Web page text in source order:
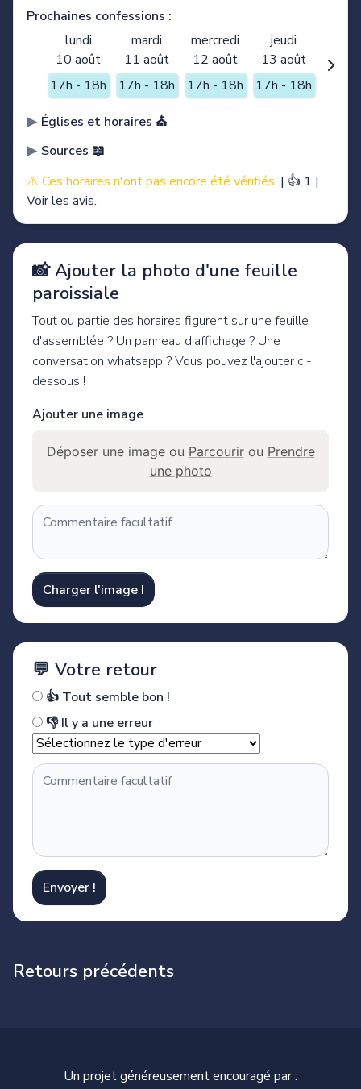
Prochaines confessions :
lundi
mardi mercredi
jeudi
10 août
11 août 12 août
13 août
17h - 18h
17h - 18h 17h - 18h 17h - 18h
Églises et horaires ⛪️
Sources 📖
⚠️ Ces horaires n'ont pas encore été vérifiés. | 👍 1 |
Voir les avis.
📸 Ajouter la photo d'une feuille
paroissiale
Tout ou partie des horaires figurent sur une feuille
d'assemblée ? Un panneau d'affichage ? Une
conversation whatsapp ? Vous pouvez l'ajouter ci-
dessous !
Ajouter une image
Déposer une image ou Parcourirou Prendre
une photo
Charger l'image !
💬 Votre retour
👍 Tout semble bon !
👎 Il y a une erreur
Envoyer !
Retours précédents
Un projet généreusement encouragé par :